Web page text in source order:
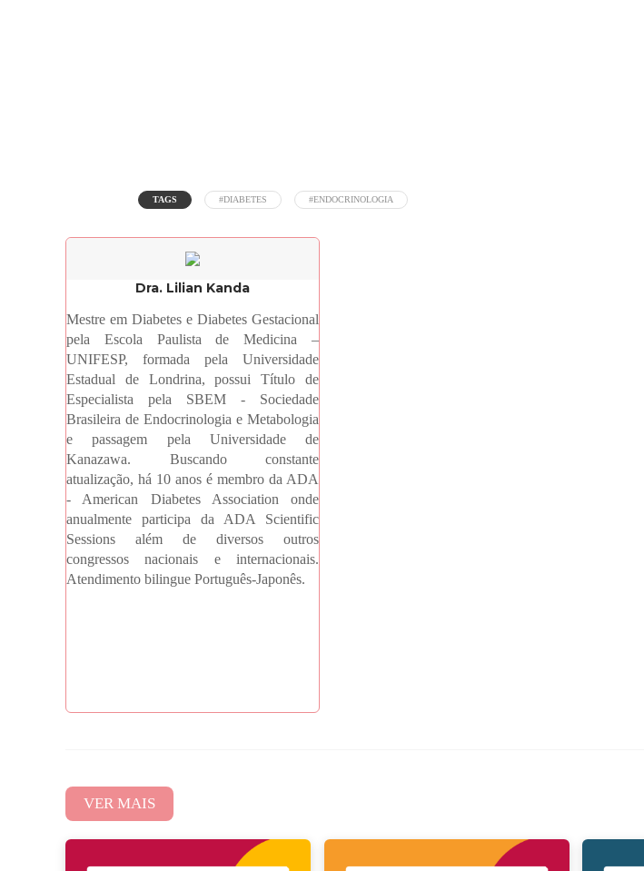
TAGS #DIABETES #ENDOCRINOLOGIA
Dra. Lilian Kanda
Mestre em Diabetes e Diabetes Gestacional
pela Escola Paulista de Medicina –
UNIFESP, formada pela Universidade
Estadual de Londrina, possui Título de
Especialista pela SBEM - Sociedade
Brasileira de Endocrinologia e Metabologia
e passagem pela Universidade de
Kanazawa. Buscando constante
atualização, há 10 anos é membro da ADA
- American Diabetes Association onde
anualmente participa da ADA Scientific
Sessions além de diversos outros
congressos nacionais e internacionais.
Atendimento bilingue Português-Japonês.
VER MAIS